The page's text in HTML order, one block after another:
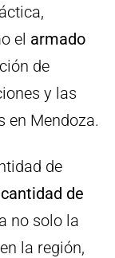
el armado
de
y las
en Mendoza.
de
de
no solo la
la región,